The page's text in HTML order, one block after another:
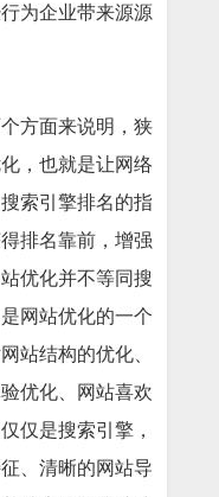
为企业带来源源
方面来说明，狭
，也就是让网络
索引擎排名的指
排名靠前，增强
优化并不等同搜
网站优化的一个
站结构的优化、
优化、网站喜欢
仅是搜索引擎，
、清晰的网站导